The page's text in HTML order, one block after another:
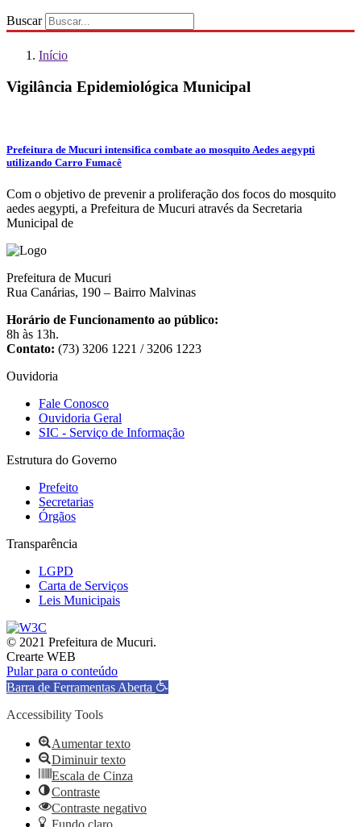
Buscar
Início
Vigilância Epidemiológica Municipal
Prefeitura de Mucuri intensifica combate ao mosquito Aedes aegypti
utilizando Carro Fumacê
Com o objetivo de prevenir a proliferação dos focos do mosquito
aedes aegypti, a Prefeitura de Mucuri através da Secretaria
Municipal de
Prefeitura de Mucuri
Rua Canárias, 190 – Bairro Malvinas
Horário de Funcionamento ao público:
8h às 13h.
Contato: (73) 3206 1221 / 3206 1223
Ouvidoria
Fale Conosco
Ouvidoria Geral
SIC - Serviço de Informação
Estrutura do Governo
Prefeito
Secretarias
Órgãos
Transparência
LGPD
Carta de Serviços
Leis Municipais
© 2021 Prefeitura de Mucuri.
Crearte WEB
Pular para o conteúdo
Barra de Ferramentas Aberta
Accessibility Tools
Aumentar texto
Diminuir texto
Escala de Cinza
Contraste
Contraste negativo
Fundo claro